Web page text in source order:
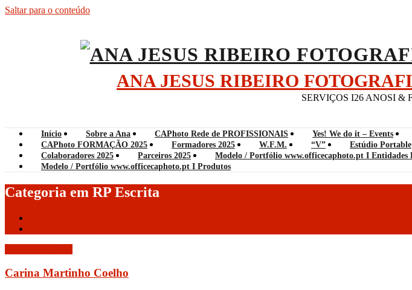
Saltar para o conteúdo
ANA JESUS RIBEIRO
SERVIÇOS I26 ANOSI &
Início Sobre a Ana CAPhoto Rede de PROFISSIONAIS Yes! We do it – Events
CAPhoto FORMAÇÃO 2025
Formadores 2025 W.F.M. “V” Estúdio Portable
Colaboradores 2025
Parceiros 2025 Modelo / Portfólio www.officecaphoto.pt I Entidades
Modelo / Portfólio www.officecaphoto.pt I Produtos
Categoria em RP Escrita
Carina Martinho Coelho